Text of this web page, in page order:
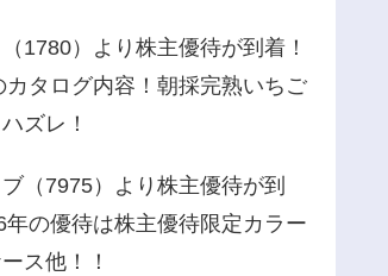
1780）より株主優待が到着！
カタログ内容！朝採完熟いちご
ズレ！
（7975）より株主優待が到
年の優待は株主優待限定カラー
ス他！！